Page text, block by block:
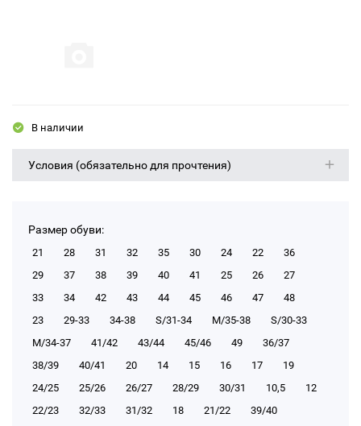
В наличии
Условия (обязательно для прочтения)
Размер обуви:
21 28 31 32 35 30 24 22
36
29
37 38 39 40 41 25 26
27
33
34 42 43 44 45 46 47
48
23
29-33 34-38 S/31-34 М/35-38
S/30-33
М/34-37
41/42 43/44 45/46 49
36/37
38/39
40/41 20 14 15 16 17
19
24/25
25/26 26/27 28/29 30/31 10,5
12
22/23
32/33 31/32 18 21/22
39/40